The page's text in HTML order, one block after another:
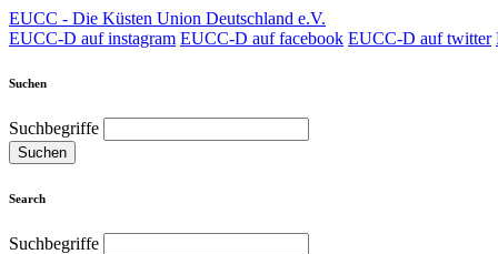
EUCC - Die Küsten Union Deutschland e.V.
EUCC-D auf instagram EUCC-D auf facebook EUCC-D auf twitter
Suchen
Suchbegriffe
Suchen
Search
Suchbegriffe